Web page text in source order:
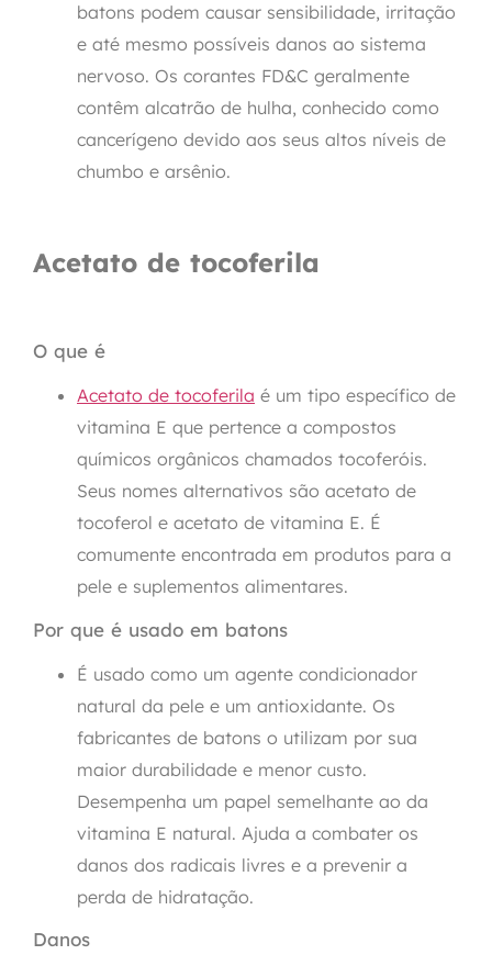
batons podem causar sensibilidade, irritação
e até mesmo possíveis danos ao sistema
nervoso. Os corantes FD&C geralmente
contêm alcatrão de hulha, conhecido como
cancerígeno devido aos seus altos níveis de
chumbo e arsênio.
Acetato de tocoferila
O que é
Acetato de tocoferila é um tipo específico de
vitamina E que pertence a compostos
químicos orgânicos chamados tocoferóis.
Seus nomes alternativos são acetato de
tocoferol e acetato de vitamina E. É
comumente encontrada em produtos para a
pele e suplementos alimentares.
Por que é usado em batons
É usado como um agente condicionador
natural da pele e um antioxidante. Os
fabricantes de batons o utilizam por sua
maior durabilidade e menor custo.
Desempenha um papel semelhante ao da
vitamina E natural. Ajuda a combater os
danos dos radicais livres e a prevenir a
perda de hidratação.
Danos